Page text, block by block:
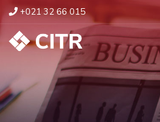
+021 32 66 015